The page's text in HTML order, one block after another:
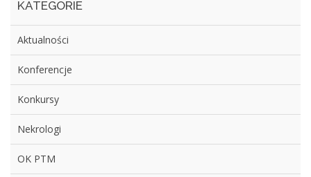
KATEGORIE
Aktualności
Konferencje
Konkursy
Nekrologi
OK PTM